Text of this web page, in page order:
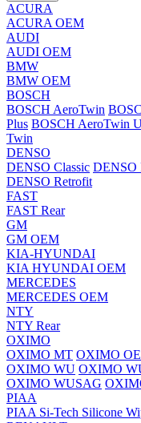
ACURA
ACURA OEM
AUDI
AUDI OEM
BMW
BMW OEM
BOSCH
BOSCH AeroTwin
Plus BOSCH AeroTwin
Twin
DENSO
DENSO Classic DENSO
DENSO Retrofit
FAST
FAST Rear
GM
GM OEM
KIA-HYUNDAI
KIA HYUNDAI OEM
MERCEDES
MERCEDES OEM
NTY
NTY Rear
OXIMO
OXIMO MT OXIMO
OXIMO WU OXIMO
OXIMO WUSAG
PIAA
PIAA Si-Tech Silicone